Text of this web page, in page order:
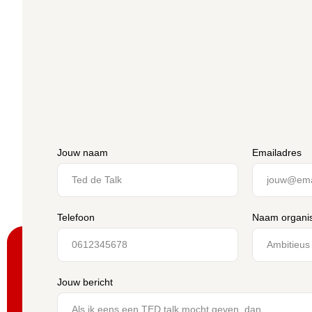
Jouw naam Emailadres
Telefoon Naam
Jouw bericht